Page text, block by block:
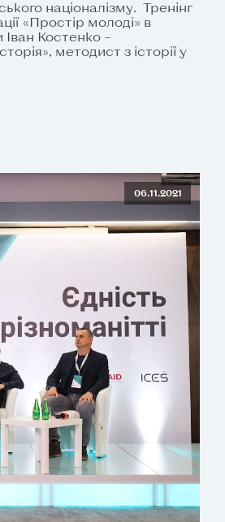
націоналізму. Тренінг
«Простір молоді» в
Костенко –
методист з історії у
06.11.2021